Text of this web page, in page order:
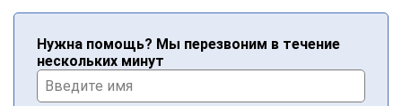
Нужна помощь? Мы перезвоним в течение
нескольких минут